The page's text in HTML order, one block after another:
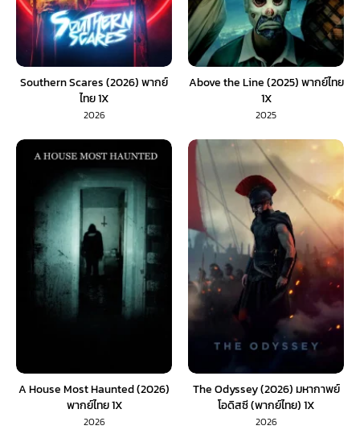
Southern Scares (2026) พากย์
ไทย 1X
2026
Above the Line (2025) พากย์ไทย
1X
2025
A House Most Haunted (2026)
พากย์ไทย 1X
2026
The Odyssey (2026) มหากาพย์
โอดิสซี (พากย์ไทย) 1X
2026